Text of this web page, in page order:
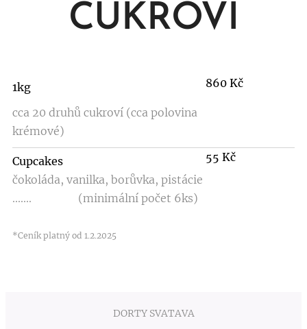
CUKROVÍ
1kg
cca 20 druhů cukroví (cca polovina
krémové)
860 Kč
Cupcakes
čokoláda, vanilka, borůvka, pistácie
....... (minimální počet 6ks)
55 Kč
*Ceník platný od 1.2.2025
DORTY SVATAVA